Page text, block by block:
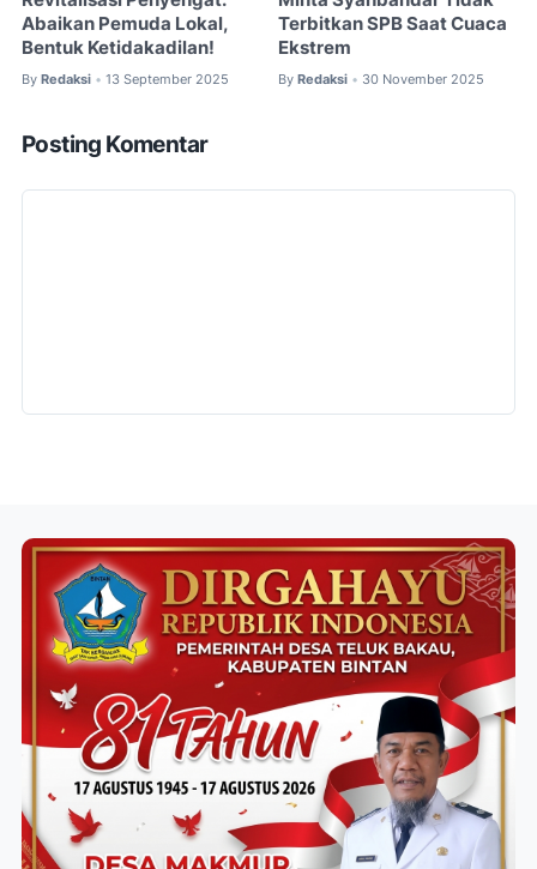
Abaikan Pemuda Lokal,
Bentuk Ketidakadilan!
By Redaksi • 13 September 2025
Terbitkan SPB Saat Cuaca
Ekstrem
By Redaksi • 30 November 2025
Posting Komentar